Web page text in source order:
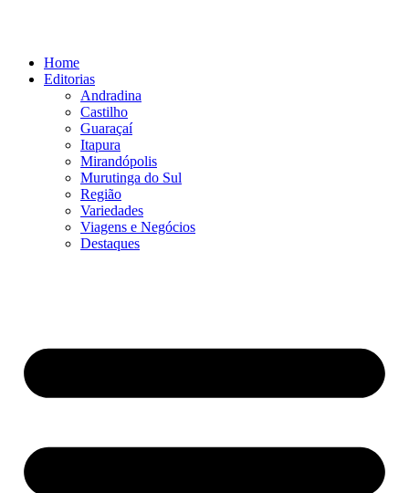
conteúdoHome
Editorias
Andradina
Castilho
Guaraçaí
Itapura
Mirandópolis
Murutinga do Sul
Região
Variedades
Viagens e Negócios
Destaques